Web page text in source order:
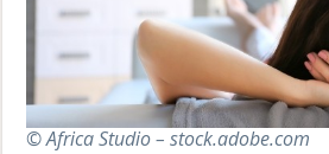
© Africa Studio – stock.adobe.com